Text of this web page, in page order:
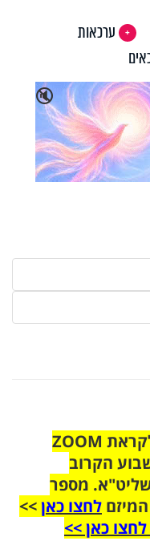
ערכאות
🔇
הצטרפו לקבוצת הוואטסאפ לקראת ZOOM
הקרוב
מספר
לחצו כאן>>
כאן >>